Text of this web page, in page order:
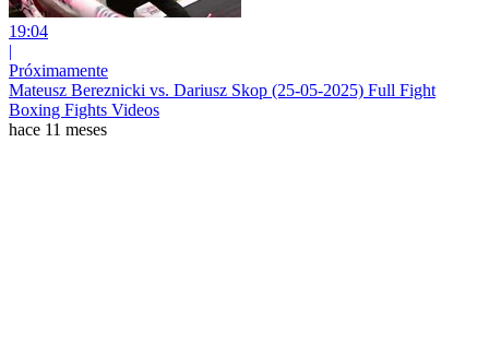
19:04
|
Próximamente
Mateusz Bereznicki vs. Dariusz Skop (25-05-2025) Full Fight
Boxing Fights Videos
hace 11 meses